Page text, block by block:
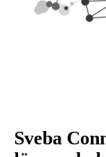
Sveba